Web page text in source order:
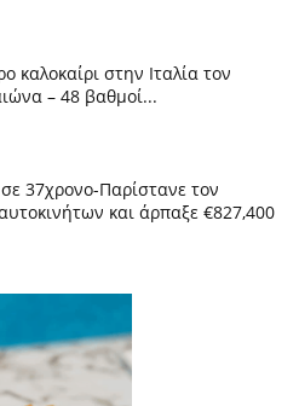
καλοκαίρι στην Ιταλία τον
– 48 βαθμοί...
37χρονο-Παρίστανε τον
και άρπαξε €827,400